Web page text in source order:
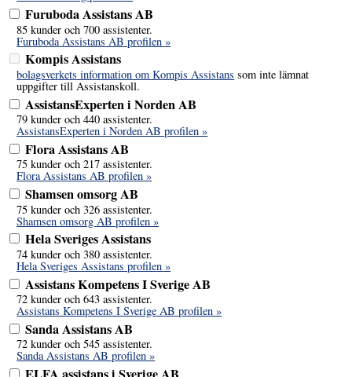
Furuboda Assistans AB
85 kunder och 700 assistenter.
Furuboda Assistans AB profilen »
Kompis Assistans
bolagsverkets information om Kompis Assistans som inte lämnat
uppgifter till Assistanskoll.
AssistansExperten i Norden AB
79 kunder och 440 assistenter.
AssistansExperten i Norden AB profilen »
Flora Assistans AB
75 kunder och 217 assistenter.
Flora Assistans AB profilen »
Shamsen omsorg AB
75 kunder och 326 assistenter.
Shamsen omsorg AB profilen »
Hela Sveriges Assistans
74 kunder och 380 assistenter.
Hela Sveriges Assistans profilen »
Assistans Kompetens I Sverige AB
72 kunder och 643 assistenter.
Assistans Kompetens I Sverige AB profilen »
Sanda Assistans AB
72 kunder och 545 assistenter.
Sanda Assistans AB profilen »